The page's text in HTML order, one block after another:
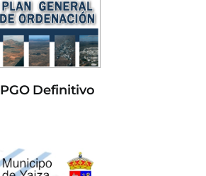
PGO Definitivo